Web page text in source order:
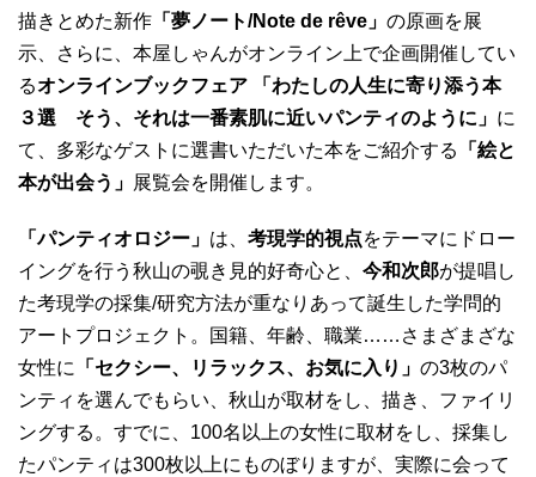
描きとめた新作 「夢ノート/Note de rêve」 の原画を展
示、さらに、本屋しゃんがオンライン上で企画開催してい
るオンラインブックフェア 「わたしの人生に寄り添う本
３選 そう、それは一番素肌に近いパンティのように」 に
て、多彩なゲストに選書いただいた本をご紹介する
「絵と
本が出会う」 展覧会を開催します。
「パンティオロジー」 は、 考現学的視点をテーマにドロー
イングを行う秋山の覗き見的好奇心と、 今和次郎が提唱し
た考現学の採集/研究方法が重なりあって誕生した学問的
アートプロジェクト。国籍、年齢、職業……さまざまざな
女性に
「セクシー、リラックス、お気に入り」 の3枚のパ
ンティを選んでもらい、秋山が取材をし、描き、ファイリ
ングする。すでに、100名以上の女性に取材をし、採集し
たパンティは300枚以上にものぼりますが、実際に会って